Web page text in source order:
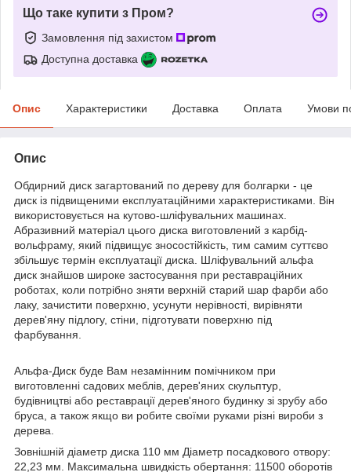
Що таке купити з Пром?
Замовлення під захистом
Доступна доставка
Опис Характеристики Доставка Оплата Умови
Опис
Обдирний диск загартований по дереву для болгарки - це
диск із підвищеними експлуатаційними характеристиками. Він
використовується на кутово-шліфувальних машинах.
Абразивний матеріал цього диска виготовлений з карбід-
вольфраму, який підвищує зносостійкість, тим самим суттєво
збільшує термін експлуатації диска. Шліфувальний альфа
диск знайшов широке застосування при реставраційних
роботах, коли потрібно зняти верхній старий шар фарби або
лаку, зачистити поверхню, усунути нерівності, вирівняти
дерев'яну підлогу, стіни, підготувати поверхню під
фарбування.
Альфа-Диск буде Вам незамінним помічником при
виготовленні садових меблів, дерев'яних скульптур,
будівництві або реставрації дерев'яного будинку зі зрубу або
бруса, а також якщо ви робите своїми руками різні вироби з
дерева.
Зовнішній діаметр диска 110 мм Діаметр посадкового отвору:
22,23 мм. Максимальна швидкість обертання: 11500 оборотів